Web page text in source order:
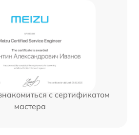
с сертификатом
мастера